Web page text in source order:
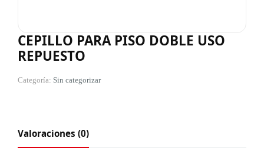
CEPILLO PARA PISO DOBLE USO
REPUESTO
Categoría: Sin categorizar
Valoraciones (0)